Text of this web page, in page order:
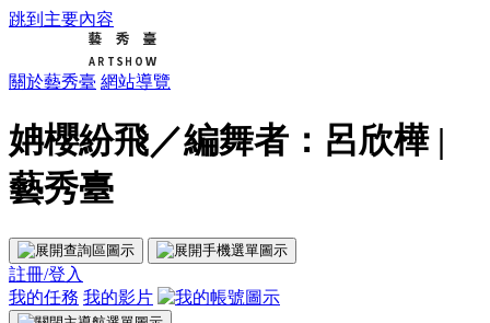
跳到主要內容
關於藝秀臺 網站導覽
姌櫻紛飛／編舞者：呂欣樺 |
藝秀臺
註冊/登入
我的任務 我的影片